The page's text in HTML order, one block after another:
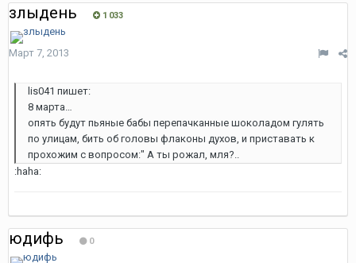
злыдень 1 033
Март 7, 2013
lis041 пишет:
8 марта…
опять будут пьяные бабы перепачканные шоколадом гулять
по улицам, бить об головы флаконы духов, и приставать к
прохожим с вопросом:" А ты рожал, мля?..
:haha:
юдифь 0